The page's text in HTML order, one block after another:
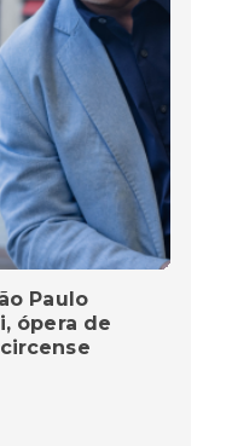
Paulo
ópera de